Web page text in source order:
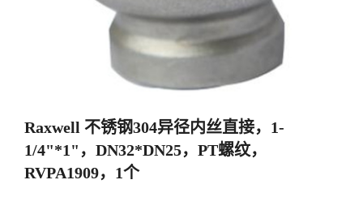
Raxwell 不锈钢304异径内丝直接，1-
1/4"*1"，DN32*DN25，PT螺纹，
RVPA1909，1个